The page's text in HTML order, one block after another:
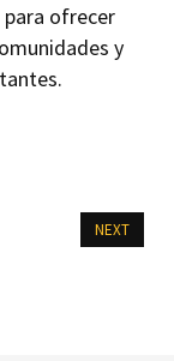
ofrecer
y
NEXT